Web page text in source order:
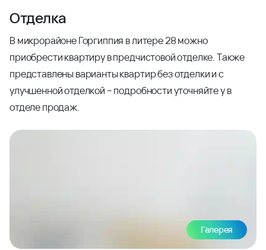
Отделка
В микрорайоне Горгиппия в литере 28 можно
приобрести квартиру в предчистовой отделке. Также
представлены варианты квартир без отделки и с
улучшенной отделкой – подробности уточняйте у в
отделе продаж.
Галерея